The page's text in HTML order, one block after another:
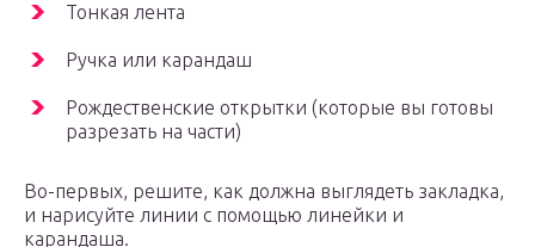
Тонкая лента
Ручка или карандаш
Рождественские открытки (которые вы готовы
разрезать на части)
Во-первых, решите, как должна выглядеть закладка,
и нарисуйте линии с помощью линейки и
карандаша.